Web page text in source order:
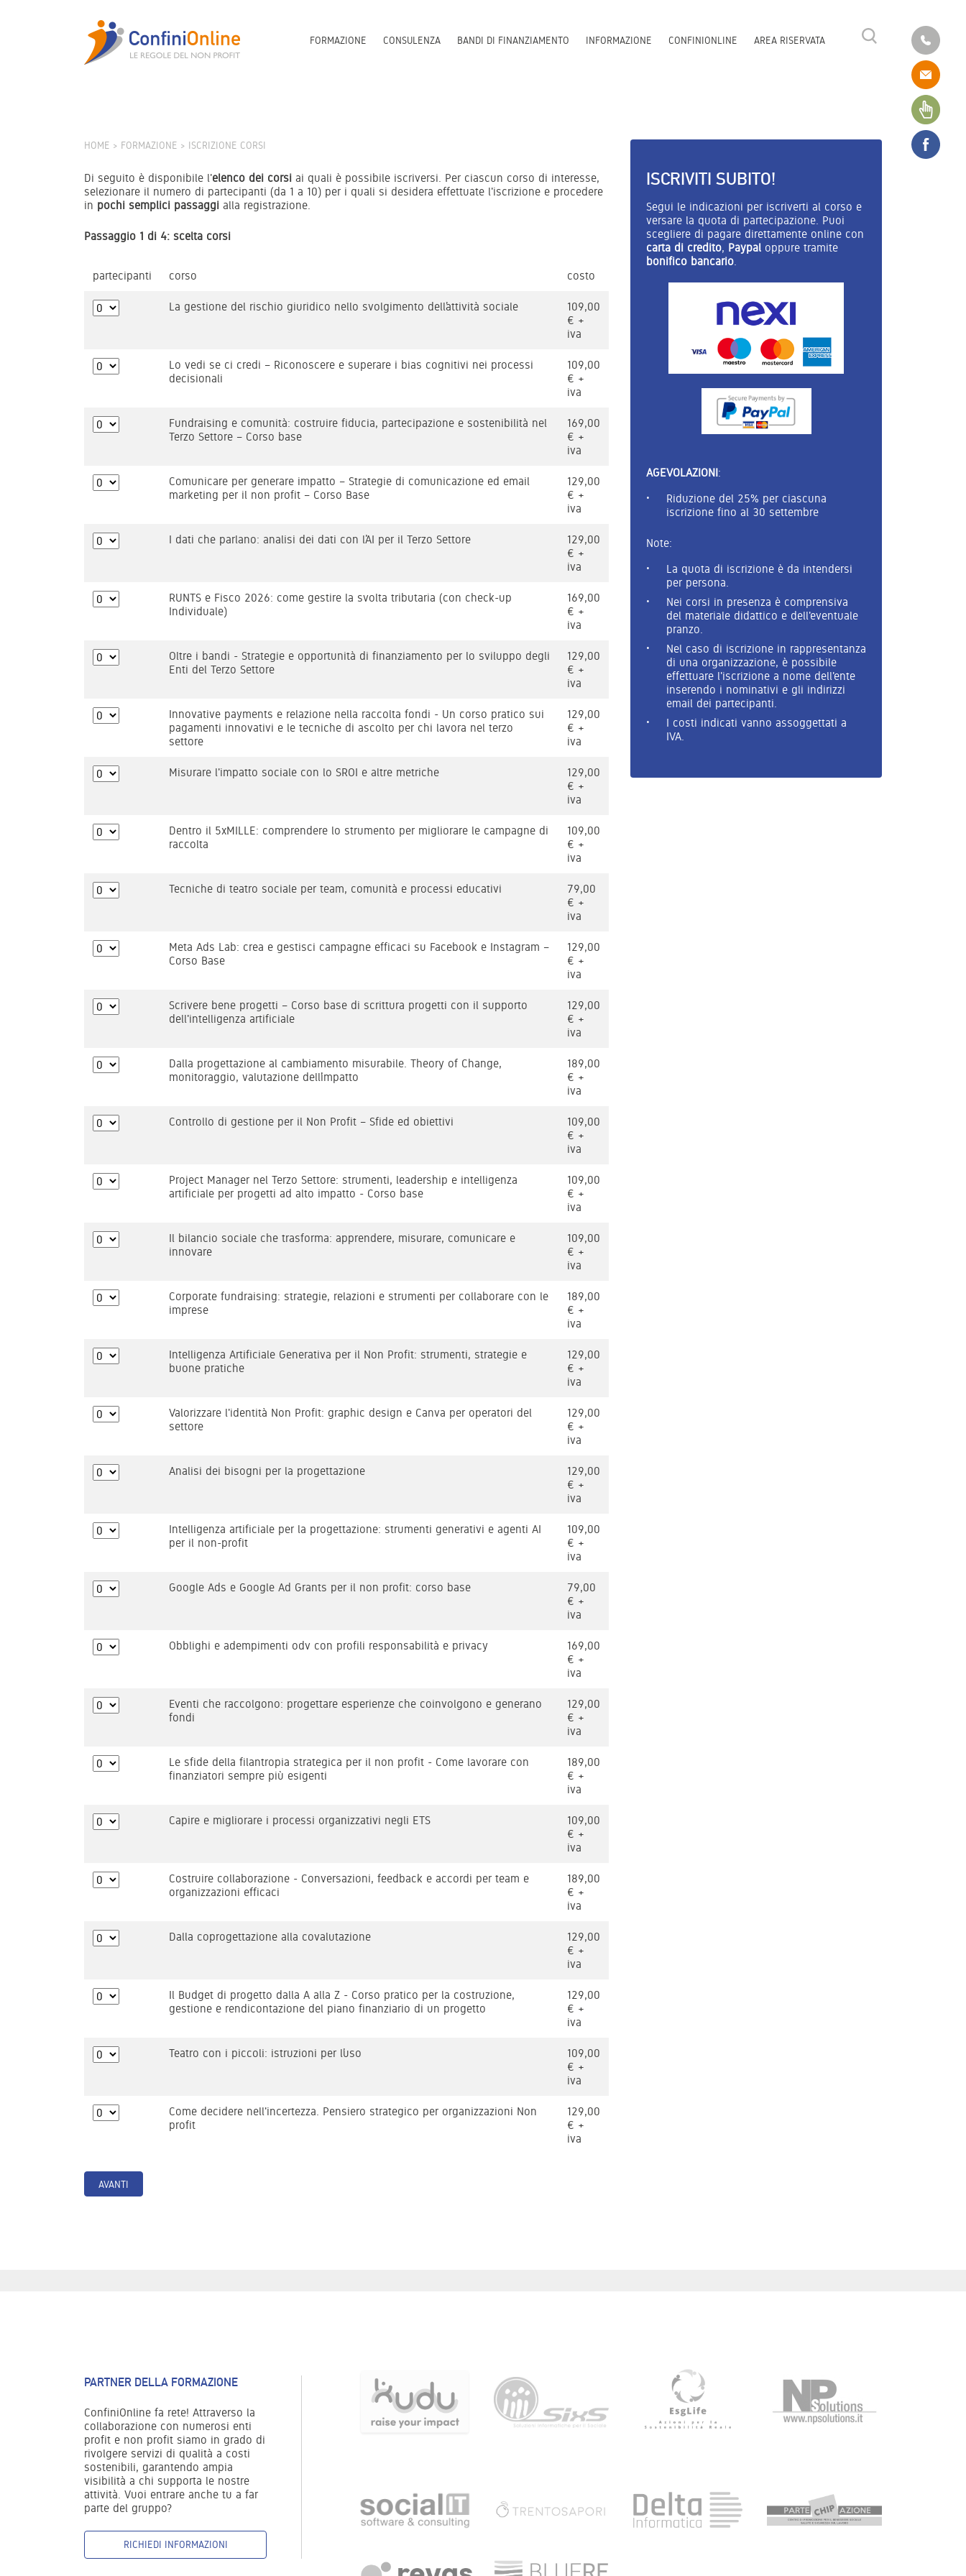
FORMAZIONE CONSULENZA BANDI DI FINANZIAMENTO INFORMAZIONE CONFINIONLINE AREA RISERVATA
HOME FORMAZIONE ISCRIZIONE CORSI
Di seguito è disponibile l'elenco dei corsi ai quali è possibile iscriversi. Per ciascun corso di interesse,
selezionare il numero di partecipanti (da 1 a 10) per i quali si desidera effettuate l'iscrizione e procedere
in pochi semplici passaggi alla registrazione.
Passaggio 1 di 4: scelta corsi
partecipanti corso costo
La gestione del rischio giuridico nello svolgimento dell’attività sociale
109,00
€ +
iva
Lo vedi se ci credi – Riconoscere e superare i bias cognitivi nei processi
decisionali
109,00
€ +
iva
Fundraising e comunità: costruire fiducia, partecipazione e sostenibilità nel
Terzo Settore – Corso base
169,00
€ +
iva
Comunicare per generare impatto – Strategie di comunicazione ed email
marketing per il non profit – Corso Base
129,00
€ +
iva
I dati che parlano: analisi dei dati con l’AI per il Terzo Settore
129,00
€ +
iva
RUNTS e Fisco 2026: come gestire la svolta tributaria (con check-up
Individuale)
169,00
€ +
iva
Oltre i bandi - Strategie e opportunità di finanziamento per lo sviluppo degli
Enti del Terzo Settore
129,00
€ +
iva
Innovative payments e relazione nella raccolta fondi - Un corso pratico sui
pagamenti innovativi e le tecniche di ascolto per chi lavora nel terzo
settore
129,00
€ +
iva
Misurare l'impatto sociale con lo SROI e altre metriche
129,00
€ +
iva
Dentro il 5xMILLE: comprendere lo strumento per migliorare le campagne di
raccolta
109,00
€ +
iva
Tecniche di teatro sociale per team, comunità e processi educativi
79,00
€ +
iva
Meta Ads Lab: crea e gestisci campagne efficaci su Facebook e Instagram –
Corso Base
129,00
€ +
iva
Scrivere bene progetti – Corso base di scrittura progetti con il supporto
dell'intelligenza artificiale
129,00
€ +
iva
Dalla progettazione al cambiamento misurabile. Theory of Change,
monitoraggio, valutazione dell’impatto
189,00
€ +
iva
Controllo di gestione per il Non Profit – Sfide ed obiettivi
109,00
€ +
iva
Project Manager nel Terzo Settore: strumenti, leadership e intelligenza
artificiale per progetti ad alto impatto - Corso base
109,00
€ +
iva
Il bilancio sociale che trasforma: apprendere, misurare, comunicare e
innovare
109,00
€ +
iva
Corporate fundraising: strategie, relazioni e strumenti per collaborare con le
imprese
189,00
€ +
iva
Intelligenza Artificiale Generativa per il Non Profit: strumenti, strategie e
buone pratiche
129,00
€ +
iva
Valorizzare l'identità Non Profit: graphic design e Canva per operatori del
settore
129,00
€ +
iva
Analisi dei bisogni per la progettazione
129,00
€ +
iva
Intelligenza artificiale per la progettazione: strumenti generativi e agenti AI
per il non-profit
109,00
€ +
iva
Google Ads e Google Ad Grants per il non profit: corso base
79,00
€ +
iva
Obblighi e adempimenti odv con profili responsabilità e privacy
169,00
€ +
iva
Eventi che raccolgono: progettare esperienze che coinvolgono e generano
fondi
129,00
€ +
iva
Le sfide della filantropia strategica per il non profit - Come lavorare con
finanziatori sempre più esigenti
189,00
€ +
iva
Capire e migliorare i processi organizzativi negli ETS
109,00
€ +
iva
Costruire collaborazione - Conversazioni, feedback e accordi per team e
organizzazioni efficaci
189,00
€ +
iva
Dalla coprogettazione alla covalutazione
129,00
€ +
iva
Il Budget di progetto dalla A alla Z - Corso pratico per la costruzione,
gestione e rendicontazione del piano finanziario di un progetto
129,00
€ +
iva
Teatro con i piccoli: istruzioni per l’uso
109,00
€ +
iva
Come decidere nell'incertezza. Pensiero strategico per organizzazioni Non
profit
129,00
€ +
iva
ISCRIVITI SUBITO!
Segui le indicazioni per iscriverti al corso e
versare la quota di partecipazione. Puoi
scegliere di pagare direttamente online con
carta di credito, Paypal oppure tramite
bonifico bancario.
AGEVOLAZIONI:
Riduzione del 25% per ciascuna
iscrizione fino al 30 settembre
Note:
La quota di iscrizione è da intendersi
per persona.
Nei corsi in presenza è comprensiva
del materiale didattico e dell'eventuale
pranzo.
Nel caso di iscrizione in rappresentanza
di una organizzazione, è possibile
effettuare l'iscrizione a nome dell'ente
inserendo i nominativi e gli indirizzi
email dei partecipanti.
I costi indicati vanno assoggettati a
IVA.
PARTNER DELLA FORMAZIONE
ConfiniOnline fa rete! Attraverso la
collaborazione con numerosi enti
profit e non profit siamo in grado di
rivolgere servizi di qualità a costi
sostenibili, garantendo ampia
visibilità a chi supporta le nostre
attività. Vuoi entrare anche tu a far
parte del gruppo?
RICHIEDI INFORMAZIONI